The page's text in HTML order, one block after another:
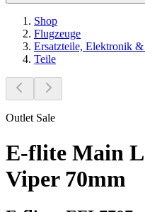
Shop
Flugzeuge
Ersatzteile, Elektronik
Teile
Outlet Sale
E-flite Main
Viper 70mm